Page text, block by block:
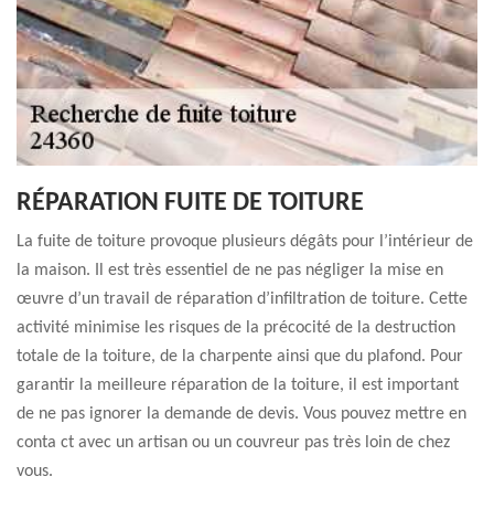
RÉPARATION FUITE DE TOITURE
La fuite de toiture provoque plusieurs dégâts pour l’intérieur de
la maison. Il est très essentiel de ne pas négliger la mise en
œuvre d’un travail de réparation d’infiltration de toiture. Cette
activité minimise les risques de la précocité de la destruction
totale de la toiture, de la charpente ainsi que du plafond. Pour
garantir la meilleure réparation de la toiture, il est important
de ne pas ignorer la demande de devis. Vous pouvez mettre en
conta ct avec un artisan ou un couvreur pas très loin de chez
vous.